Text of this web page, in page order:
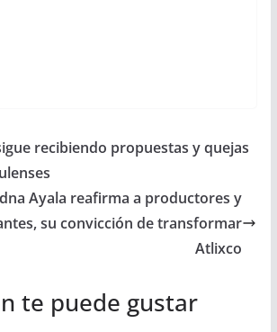
recibiendo propuestas y quejas
Ayala reafirma a productores y
su convicción de transformar
Atlixco
te puede gustar